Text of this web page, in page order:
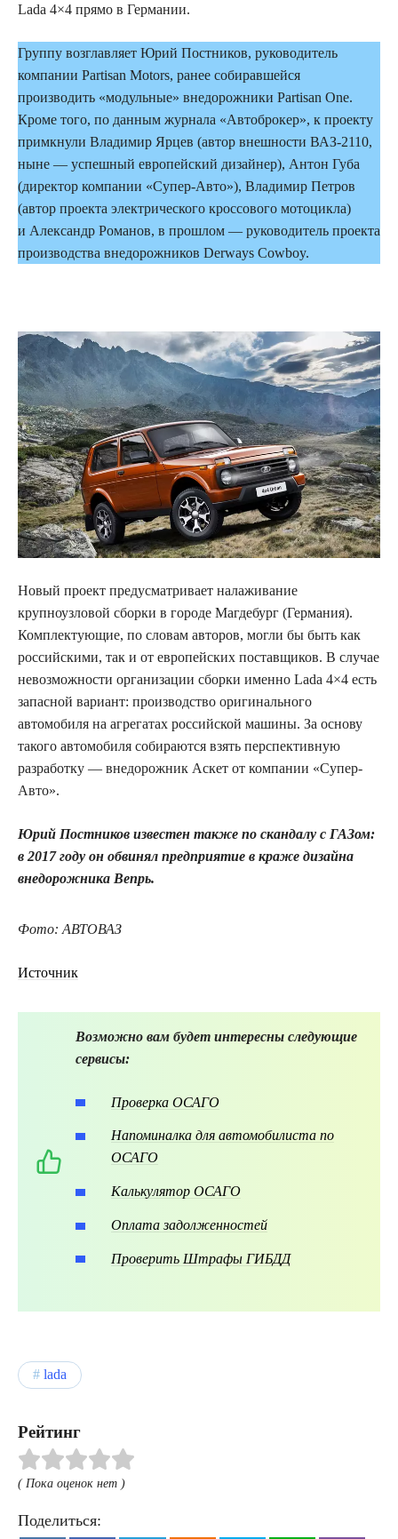
Lada 4×4 прямо в Германии.
Группу возглавляет Юрий Постников, руководитель
компании Partisan Motors, ранее собиравшейся
производить «модульные» внедорожники Partisan One.
Кроме того, по данным журнала «Автоброкер», к проекту
примкнули Владимир Ярцев (автор внешности ВАЗ-2110,
ныне — успешный европейский дизайнер), Антон Губа
(директор компании «Супер-Авто»), Владимир Петров
(автор проекта электрического кроссового мотоцикла)
и Александр Романов, в прошлом — руководитель проекта
производства внедорожников Derways Cowboy.
Новый проект предусматривает налаживание
крупноузловой сборки в городе Магдебург (Германия).
Комплектующие, по словам авторов, могли бы быть как
российскими, так и от европейских поставщиков. В случае
невозможности организации сборки именно Lada 4×4 есть
запасной вариант: производство оригинального
автомобиля на агрегатах российской машины. За основу
такого автомобиля собираются взять перспективную
разработку — внедорожник Аскет от компании «Супер-
Авто».
Юрий Постников известен также по скандалу с ГАЗом:
в 2017 году он обвинял предприятие в краже дизайна
внедорожника Вепрь.
Фото: АВТОВАЗ
Источник
Возможно вам будет интересны следующие
сервисы:
Проверка ОСАГО
Напоминалка для автомобилиста по
ОСАГО
Калькулятор ОСАГО
Оплата задолженностей
Проверить Штрафы ГИБДД
lada
Рейтинг
( Пока оценок нет )
Поделиться: